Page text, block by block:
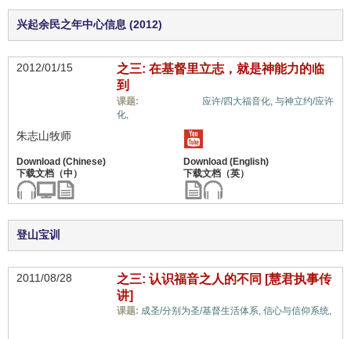
兴起余民之年中心信息 (2012)
2012/01/15
之三: 在基督里立志，就是神能力的临
到
课题: 应许/四大福音化, 与神立约/应许
化,
朱志山牧师
登山宝训
2011/08/28
之三: 认识福音之人的不同 [慧君执事传
讲]
课题: 成圣/分别为圣/基督生活体系, 信心与信仰系统,